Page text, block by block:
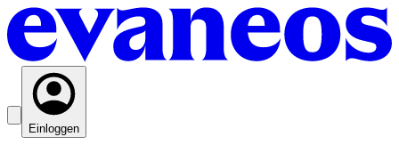
Einloggen